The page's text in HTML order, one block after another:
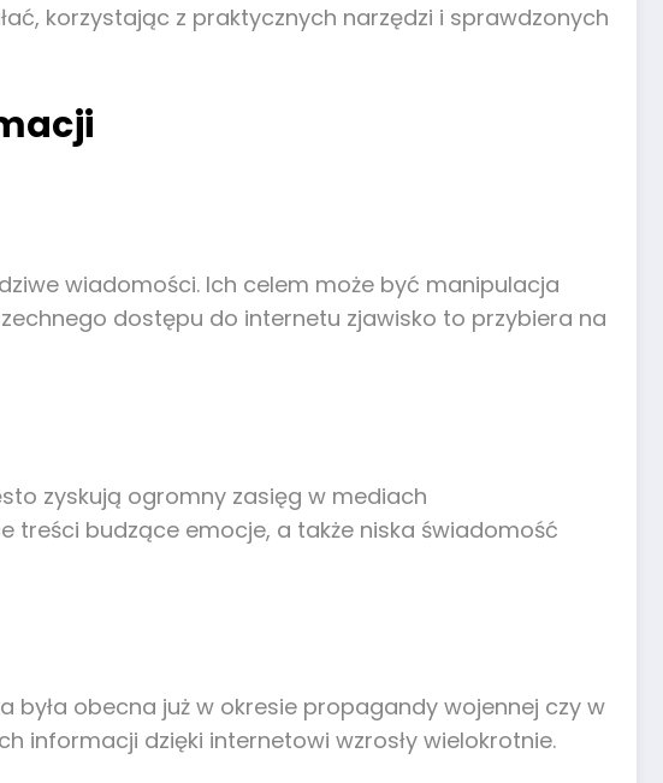
korzystając z praktycznych narzędzi i sprawdzonych
wiadomości. Ich celem może być manipulacja
dostępu do internetu zjawisko to przybiera na
zyskują ogromny zasięg w mediach
treści budzące emocje, a także niska świadomość
była obecna już w okresie propagandy wojennej czy w
informacji dzięki internetowi wzrosły wielokrotnie.